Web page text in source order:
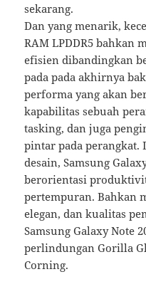
sekarang.
Dan yang menarik,
RAM LPDDR5 bahkan
efisien dibandingkan
pada pada akhirnya
performa yang akan
kapabilitas sebuah
tasking, dan juga
pintar pada perangkat.
desain, Samsung
berorientasi
pertempuran. Bahkan
elegan, dan kualitas
Samsung Galaxy Note
perlindungan Gorilla
Corning.